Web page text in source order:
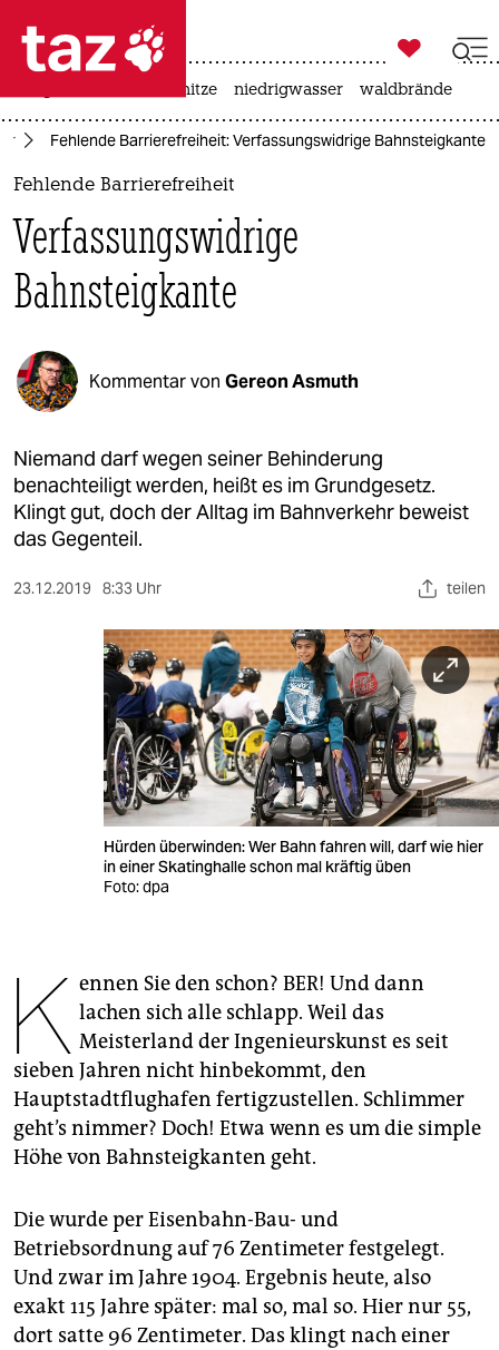
 taz zahl ich
taz zahl ich
politik
öko
gesellschaft
kultur
sport
berlin
nord
wahrheit
veranstaltungen
fragen & hilfe
unterstützen
epaper login

taz zahl ich
hitze niedrigwasser waldbrände
Fehlende Barrierefreiheit: Verfassungswidrige Bahnsteigkante
Fehlende Barrierefreiheit
Verfassungswidrige
Bahnsteigkante
Kommentar von Gereon Asmuth
Niemand darf wegen seiner Behinderung
benachteiligt werden, heißt es im Grundgesetz.
Klingt gut, doch der Alltag im Bahnverkehr beweist
das Gegenteil.
23.12.2019 8:33 Uhr teilen
Hürden überwinden: Wer Bahn fahren will, darf wie hier
in einer Skatinghalle schon mal kräftig üben
Foto: dpa
K ennen Sie den schon? BER! Und dann
lachen sich alle schlapp. Weil das
Meisterland der Ingenieurskunst es seit
sieben Jahren nicht hinbekommt, den
Hauptstadtflughafen fertigzustellen. Schlimmer
geht’s nimmer? Doch! Etwa wenn es um die simple
Höhe von Bahnsteigkanten geht.
Die wurde per Eisenbahn-Bau- und
Betriebsordnung auf 76 Zentimeter festgelegt.
Und zwar im Jahre 1904. Ergebnis heute, also
exakt 115 Jahre später: mal so, mal so. Hier nur 55,
dort satte 96 Zentimeter. Das klingt nach einer